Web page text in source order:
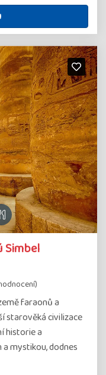
Simbel
faraonů a
starověká civilizace
historie a
mystikou, dodnes